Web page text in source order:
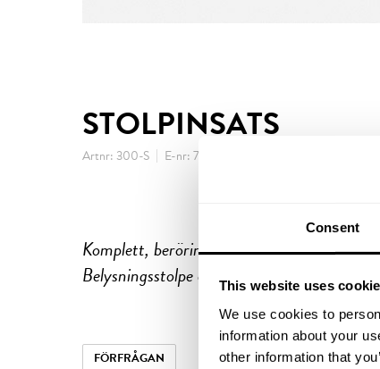
Consent
This website uses
We use cookies to
information about your
other information that
STOLPINSATS
Artnr: 300-S | E-nr: 7779668
Komplett, beröringssäker stolpinsats
Belysningsstolpe av standardtyp för
FÖRFRÅGAN